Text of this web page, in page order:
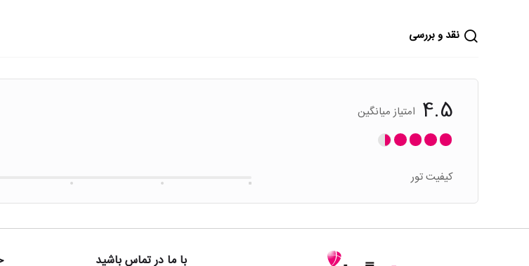
نقد و بررسی
4.5 امتیاز میانگین
کیفیت تور
با ما در تماس باشید